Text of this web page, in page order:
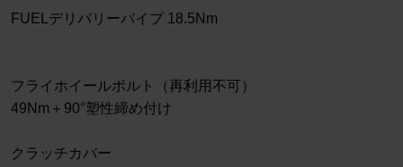
FUELデリバリーパイプ 18.5Nm
フライホイールボルト（再利用不可）
49Nm＋90°塑性締め付け
クラッチカバー